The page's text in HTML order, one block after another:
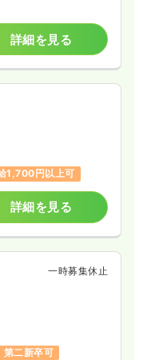
詳細を見る
1,700円以上可
詳細を見る
一時募集休止
第二新卒可